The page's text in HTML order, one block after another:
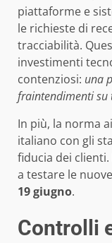
piattaforme e
le richieste di
tracciabilità.
investimenti
contenziosi: una
fraintendimenti su
In più, la norma
italiano con gli
fiducia dei
a testare le
19 giugno.
Controlli